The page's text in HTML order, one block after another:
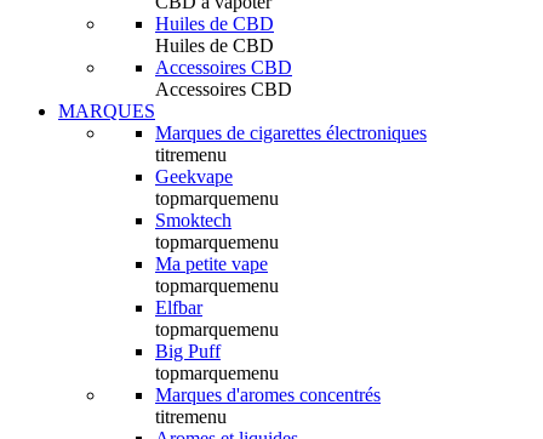
Huiles de CBD
Huiles de CBD
Accessoires CBD
Accessoires CBD
MARQUES
Marques de cigarettes électroniques
titremenu
Geekvape
topmarquemenu
Smoktech
topmarquemenu
Ma petite vape
topmarquemenu
Elfbar
topmarquemenu
Big Puff
topmarquemenu
Marques d'aromes concentrés
titremenu